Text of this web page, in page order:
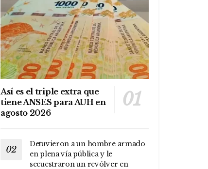
Así es el triple extra que
tiene ANSES para AUH en
agosto 2026
Detuvieron a un hombre armado
en plena vía pública y le
secuestraron un revólver en